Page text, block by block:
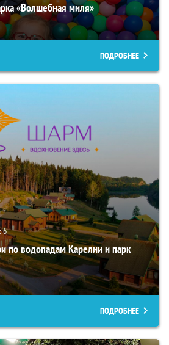
«Волшебная миля»
ПОДРОБНЕЕ
6
по водопадам Карелии и парк
ПОДРОБНЕЕ